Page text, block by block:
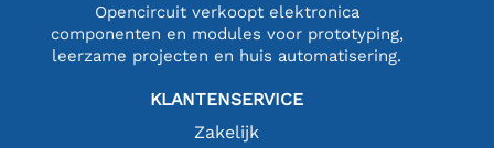
Opencircuit verkoopt elektronica
componenten en modules voor prototyping,
leerzame projecten en huis automatisering.
KLANTENSERVICE
Zakelijk